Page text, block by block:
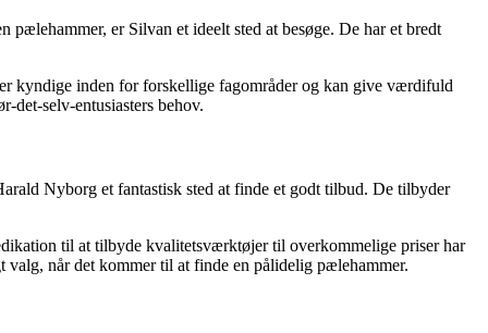
er Silvan et ideelt sted at besøge. De har et bredt
kyndige inden for forskellige fagområder og kan give værdifuld
det-selv-entusiasters behov.
Nyborg et fantastisk sted at finde et godt tilbud. De tilbyder
til at tilbyde kvalitetsværktøjer til overkommelige priser har
når det kommer til at finde en pålidelig pælehammer.